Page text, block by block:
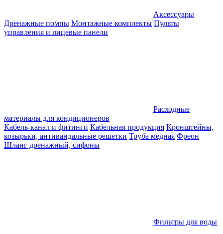
Аксессуары
Дренажные помпы Монтажные комплекты Пульты
управления и лицевые панели
Расходные
материалы для кондиционеров
Кабель-канал и фитинги Кабельная продукция Кронштейны,
козырьки, антивандальные решетки Труба медная Фреон
Шланг дренажный, сифоны
Фильтры для воды